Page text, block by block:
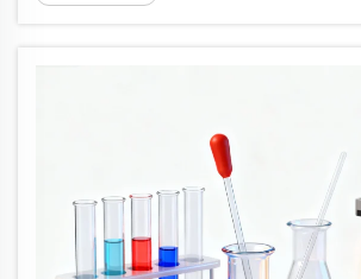
kaikilla tasoilla oikeat tieteelliset